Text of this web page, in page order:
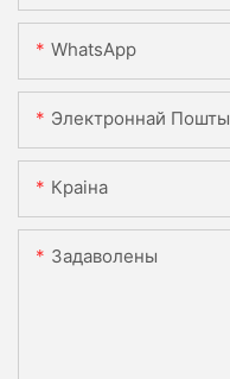
WhatsApp
Электроннай Пошты
Краіна
Задаволены